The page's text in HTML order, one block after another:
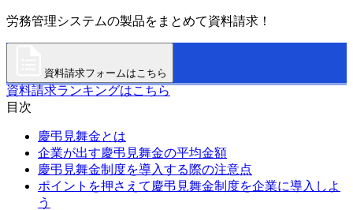
労務管理システムの製品をまとめて資料請求！
資料請求フォームはこちら
資料請求ランキングはこちら
目次
慶弔見舞金とは
企業が出す慶弔見舞金の平均金額
慶弔見舞金制度を導入する際の注意点
ポイントを押さえて慶弔見舞金制度を企業に導入しよ
う